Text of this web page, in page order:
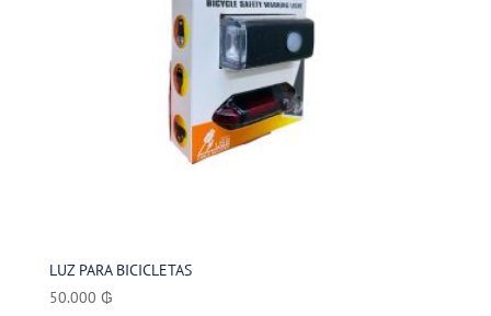
LUZ PARA BICICLETAS
50.000 ₲